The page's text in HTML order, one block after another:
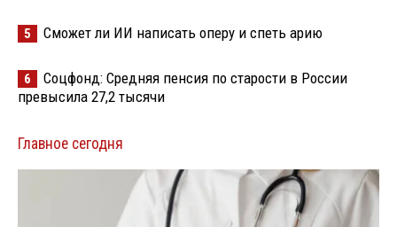
5 Сможет ли ИИ написать оперу и спеть арию
6
Соцфонд: Средняя пенсия по старости в России
превысила 27,2 тысячи
Главное сегодня